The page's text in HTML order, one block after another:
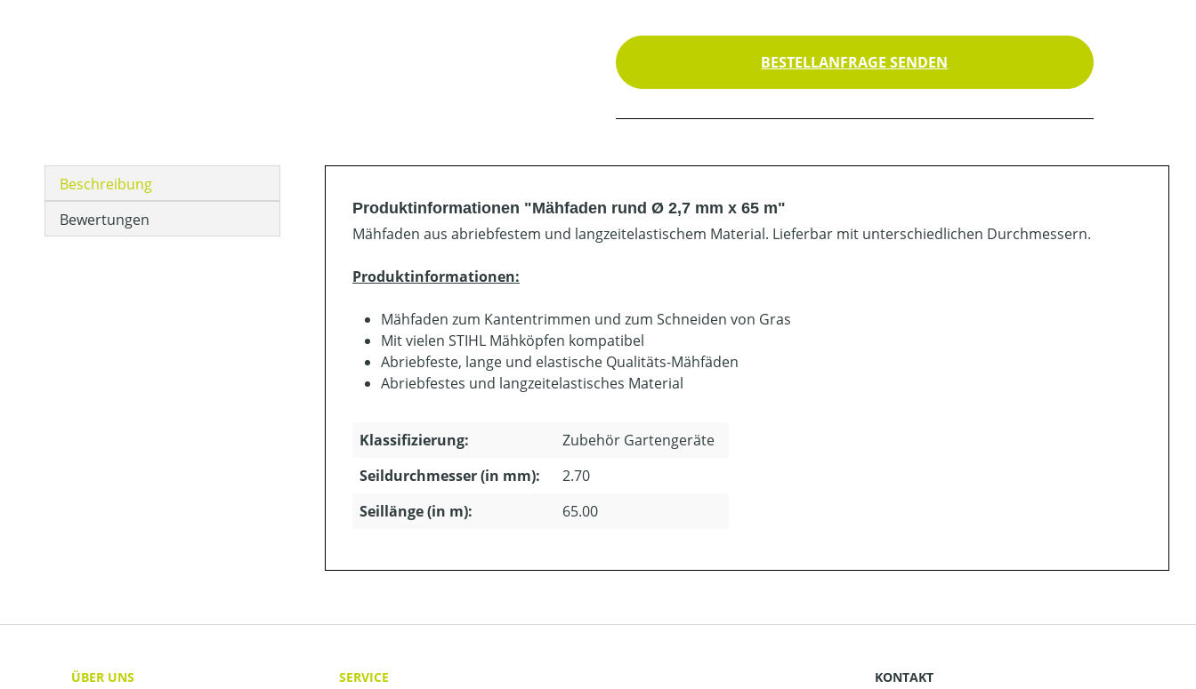
BESTELLANFRAGE SENDEN
Beschreibung
Bewertungen
Produktinformationen "Mähfaden rund Ø 2,7 mm x 65 m"
Mähfaden aus abriebfestem und langzeitelastischem Material. Lieferbar mit unterschiedlichen Durchmessern.
Produktinformationen:
Mähfaden zum Kantentrimmen und zum Schneiden von Gras
Mit vielen STIHL Mähköpfen kompatibel
Abriebfeste, lange und elastische Qualitäts-Mähfäden
Abriebfestes und langzeitelastisches Material
Klassifizierung:
Zubehör Gartengeräte
Seildurchmesser (in mm):
2.70
Seillänge (in m):
65.00
ÜBER UNS
SERVICE
KONTAKT